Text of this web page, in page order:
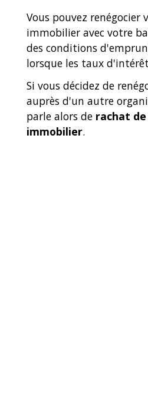
Vous pouvez renégocier
immobilier avec votre
des conditions
lorsque les taux
Si vous décidez de
auprès d'un autre
parle alors de rachat
immobilier.